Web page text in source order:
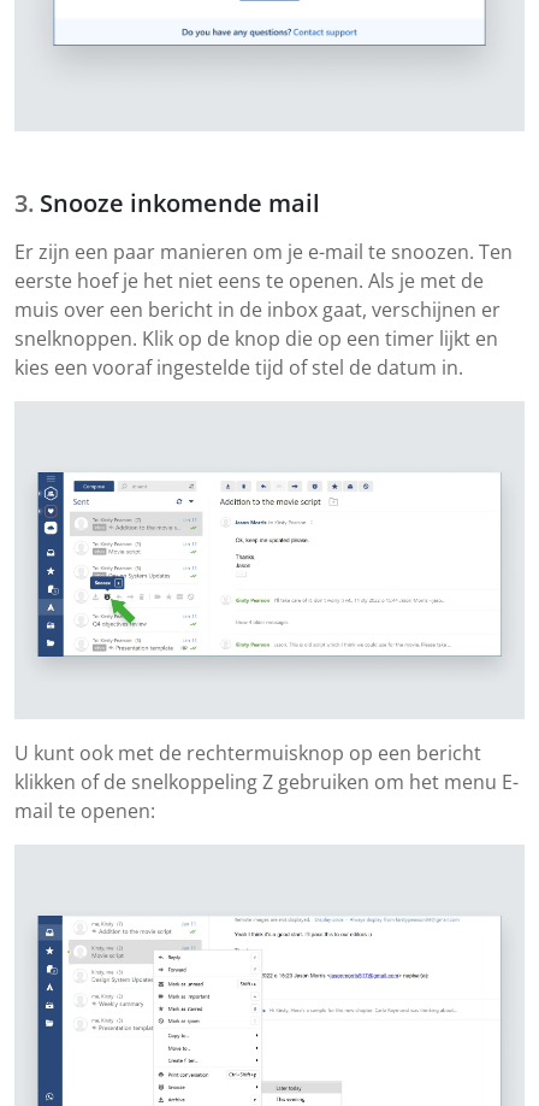
Snooze inkomende mail
Er zijn een paar manieren om je e-mail te snoozen. Ten
eerste hoef je het niet eens te openen. Als je met de
muis over een bericht in de inbox gaat, verschijnen er
snelknoppen. Klik op de knop die op een timer lijkt en
kies een vooraf ingestelde tijd of stel de datum in.
U kunt ook met de rechtermuisknop op een bericht
klikken of de snelkoppeling Z gebruiken om het menu E-
mail te openen: